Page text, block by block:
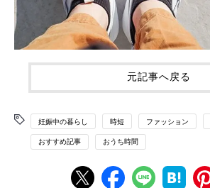
元記事へ戻る
妊娠中の暮らし 時短 ファッション
おすすめ記事 おうち時間